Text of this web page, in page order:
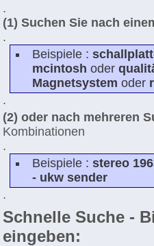
.
(1) Suchen Sie nach
.
Beispiele :
mcintosh oder
Magnetsystem oder
.
(2) oder nach mehreren
Kombinationen
.
Beispiele : stereo
- ukw sender
.
Schnelle Suche -
eingeben: